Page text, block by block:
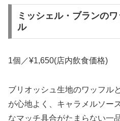
ミッシェル・ブランの
ル
1個／¥1,650(店内飲食価格)
ブリオッシュ生地のワッフル
が心地よく、キャラメルソー
なマッチ具合がたまらない一品